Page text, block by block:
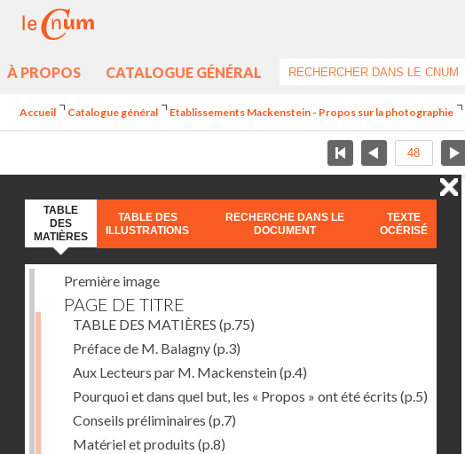
À PROPOS CATALOGUE GÉNÉRAL
Accueil Catalogue général Etablissements Mackenstein - Propos sur la photographie
TABLE
DES
MATIÈRES
TABLE DES
ILLUSTRATIONS
RECHERCHE DANS LE
DOCUMENT
TEXTE
OCÉRISÉ
Première image
PAGE DE TITRE
TABLE DES MATIÈRES (p.75)
Préface de M. Balagny(p.3)
Aux Lecteurs par M. Mackenstein(p.4)
Pourquoi et dans quel but, les « Propos » ont été écrits (p.5)
Conseils préliminaires (p.7)
Matériel et produits (p.8)